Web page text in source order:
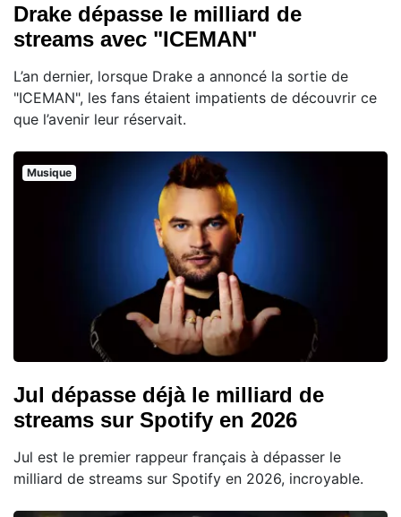
Drake dépasse le milliard de
streams avec "ICEMAN"
L’an dernier, lorsque Drake a annoncé la sortie de
"ICEMAN", les fans étaient impatients de découvrir ce
que l’avenir leur réservait.
Musique
Jul dépasse déjà le milliard de
streams sur Spotify en 2026
Jul est le premier rappeur français à dépasser le
milliard de streams sur Spotify en 2026, incroyable.